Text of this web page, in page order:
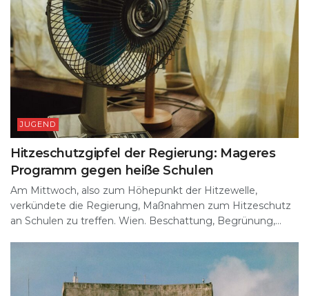
JUGEND
Hitzeschutzgipfel der Regierung: Mageres
Programm gegen heiße Schulen
Am Mittwoch, also zum Höhepunkt der Hitzewelle,
verkündete die Regierung, Maßnahmen zum Hitzeschutz
an Schulen zu treffen. Wien. Beschattung, Begrünung,...